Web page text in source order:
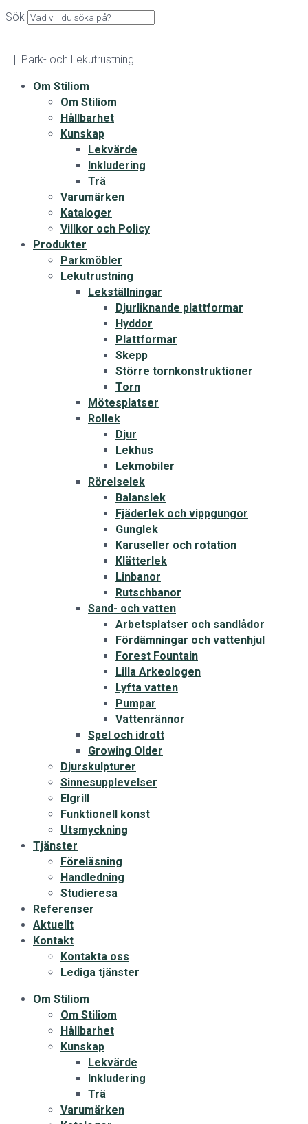
Sök
| Park- och Lekutrustning
Om Stiliom
Om Stiliom
Hållbarhet
Kunskap
Lekvärde
Inkludering
Trä
Varumärken
Kataloger
Villkor och Policy
Produkter
Parkmöbler
Lekutrustning
Lekställningar
Djurliknande plattformar
Hyddor
Plattformar
Skepp
Större tornkonstruktioner
Torn
Mötesplatser
Rollek
Djur
Lekhus
Lekmobiler
Rörelselek
Balanslek
Fjäderlek och vippgungor
Gunglek
Karuseller och rotation
Klätterlek
Linbanor
Rutschbanor
Sand- och vatten
Arbetsplatser och sandlådor
Fördämningar och vattenhjul
Forest Fountain
Lilla Arkeologen
Lyfta vatten
Pumpar
Vattenrännor
Spel och idrott
Growing Older
Djurskulpturer
Sinnesupplevelser
Elgrill
Funktionell konst
Utsmyckning
Tjänster
Föreläsning
Handledning
Studieresa
Referenser
Aktuellt
Kontakt
Kontakta oss
Lediga tjänster
Om Stiliom
Om Stiliom
Hållbarhet
Kunskap
Lekvärde
Inkludering
Trä
Varumärken